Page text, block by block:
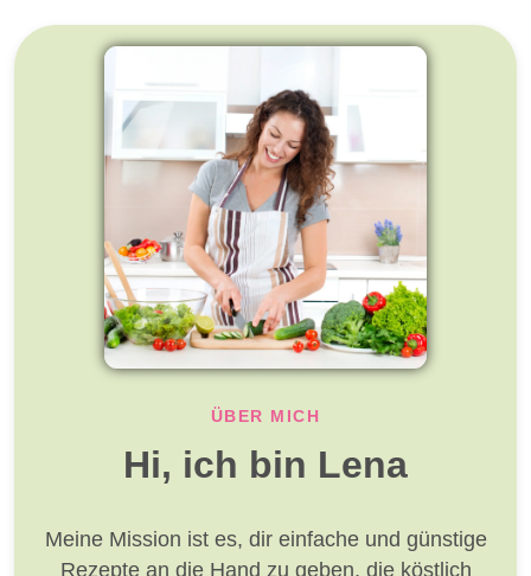
ÜBER MICH
Hi, ich bin Lena
Meine Mission ist es, dir einfache und günstige
Rezepte an die Hand zu geben, die köstlich